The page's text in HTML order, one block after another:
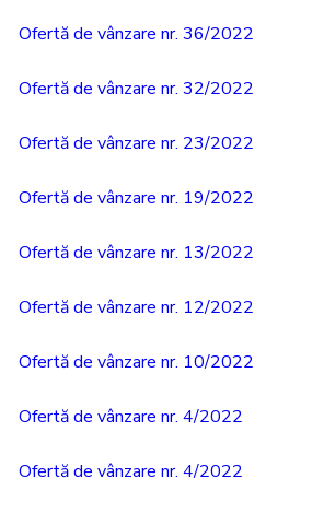
Ofertă de vânzare nr. 36/2022
Ofertă de vânzare nr. 32/2022
Ofertă de vânzare nr. 23/2022
Ofertă de vânzare nr. 19/2022
Ofertă de vânzare nr. 13/2022
Ofertă de vânzare nr. 12/2022
Ofertă de vânzare nr. 10/2022
Ofertă de vânzare nr. 4/2022
Ofertă de vânzare nr. 4/2022